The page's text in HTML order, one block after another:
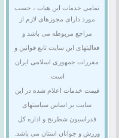
تمامی خدمات این هیات ، حسب
مورد دارای مجوزهای لازم از
مراجع مربوطه می باشد و
فعالیتهای این سایت تابع قوانین و
مقررات جمهوری اسلامی ایران
است.
قیمت خدمات اعلام شده در این
سایت بر اساس سیاستهای
فدراسیون شطرنج و اداره کل
ورزش و جوانان استان می باشد.